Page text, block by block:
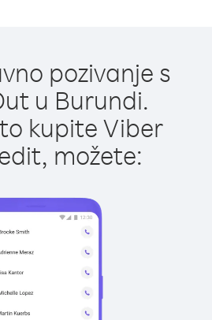
pozivanje s
u Burundi.
kupite Viber
možete: